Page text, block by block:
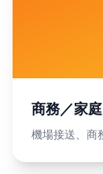
商務／家
機場接送、商